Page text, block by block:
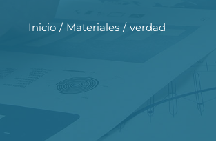
Inicio Materiales verdad